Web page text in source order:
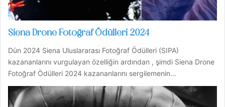
Siena Drone Fotoğraf Ödülleri 2024
Dün 2024 Siena Uluslararası Fotoğraf Ödülleri (SIPA)
kazananlarını vurgulayan özelliğin ardından , şimdi Siena Drone
Fotoğraf Ödülleri 2024 kazananlarını sergilemenin…